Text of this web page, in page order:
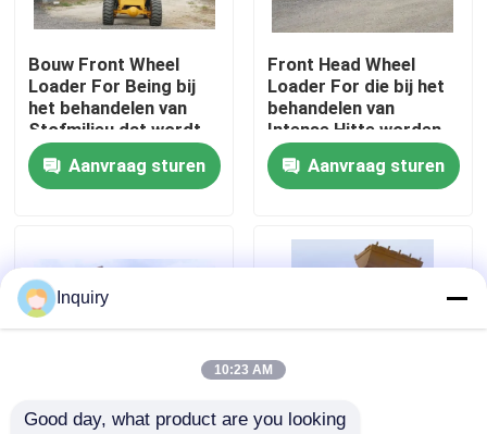
Fabrieksreis
Kwaliteitscontrole
Contacteer ons
Verzoek om een Citaat
Compacte Wielladers
Bouw Front Wheel
Loader For Being bij
het behandelen van
Stofmilieu dat wordt
gebruikt
Aanvraag sturen
Front Head Wheel
Loader For die bij het
behandelen van
Intense Hitte worden
gebruikt
Aanvraag sturen
Inquiry
10:23 AM
Good day, what product are you looking